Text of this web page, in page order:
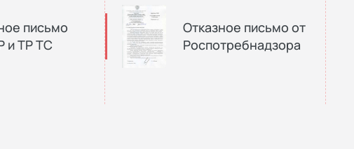
письмо
и ТР ТС
Отказное письмо от
Роспотребнадзора